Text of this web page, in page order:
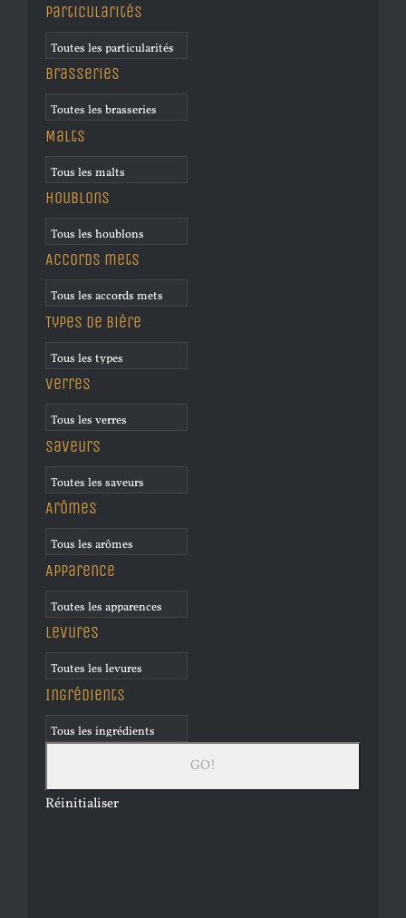
Particularités
Brasseries
Malts
Houblons
Accords mets
Types de bière
Verres
Saveurs
Arômes
Apparence
Levures
Ingrédients
Réinitialiser